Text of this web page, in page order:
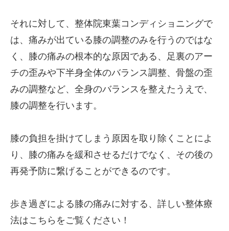
それに対して、整体院東葉コンディショニングで
は、痛みが出ている膝の調整のみを行うのではな
く、膝の痛みの根本的な原因である、足裏のアー
チの歪みや下半身全体のバランス調整、骨盤の歪
みの調整など、全身のバランスを整えたうえで、
膝の調整を行います。
膝の負担を掛けてしまう原因を取り除くことによ
り、膝の痛みを緩和させるだけでなく、その後の
再発予防に繋げることができるのです。
歩き過ぎによる膝の痛みに対する、詳しい整体療
法はこちらをご覧ください！